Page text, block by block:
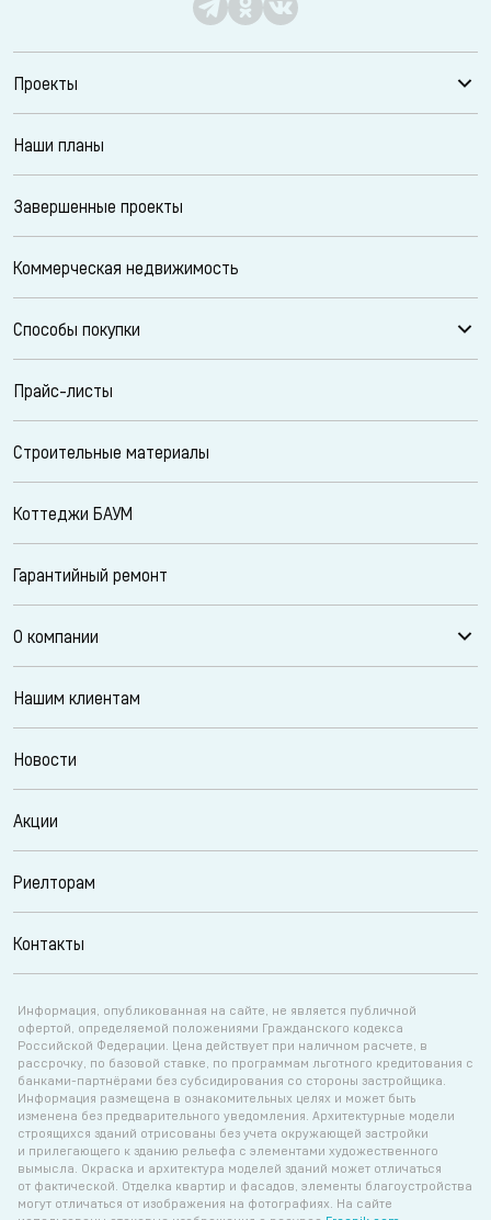
Проекты
Наши планы
Завершенные проекты
Коммерческая недвижимость
Способы покупки
Прайс-листы
Строительные материалы
Коттеджи БАУМ
Гарантийный ремонт
О компании
Нашим клиентам
Новости
Акции
Риелторам
Контакты
Информация, опубликованная на сайте, не является публичной
офертой, определяемой положениями Гражданского кодекса
Российской Федерации. Цена действует при наличном расчете, в
рассрочку, по базовой ставке, по программам льготного кредитования с
банками-партнёрами без субсидирования со стороны застройщика.
Информация размещена в ознакомительных целях и может быть
изменена без предварительного уведомления. Архитектурные модели
строящихся зданий отрисованы без учета окружающей застройки
и прилегающего к зданию рельефа с элементами художественного
вымысла. Окраска и архитектура моделей зданий может отличаться
от фактической. Отделка квартир и фасадов, элементы благоустройства
могут отличаться от изображения на фотографиях. На сайте